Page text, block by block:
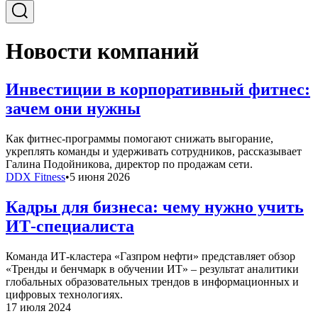
Новости компаний
Инвестиции в корпоративный фитнес:
зачем они нужны
Как фитнес-программы помогают снижать выгорание,
укреплять команды и удерживать сотрудников, рассказывает
Галина Подойникова, директор по продажам сети.
DDX Fitness•5 июня 2026
Кадры для бизнеса: чему нужно учить
ИТ-специалиста
Команда ИТ-кластера «Газпром нефти» представляет обзор
«Тренды и бенчмарк в обучении ИТ» – результат аналитики
глобальных образовательных трендов в информационных и
цифровых технологиях.
17 июля 2024